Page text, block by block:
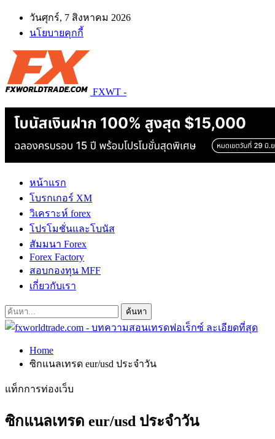
วันศุกร์, 7 สิงหาคม 2026
นโยบายคุกกี้
FXWT -
หน้าแรก
โบรกเกอร์ XM
วิเคราะห์ forex
โปรโมชั่นและโบนัส
สัมมนา Forex
Forex Factory
สอบกองทุน MFF
เกี่ยวกับเรา
Home
ซิกแนลเทรด eur/usd ประจำวัน
แท็กการท่องเว็บ
ซิกแนลเทรด eur/usd ประจำวัน